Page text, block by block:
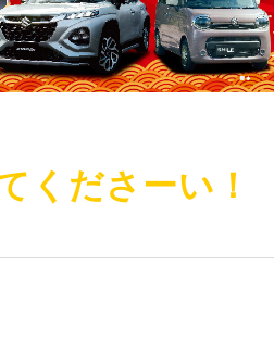
くださーい！